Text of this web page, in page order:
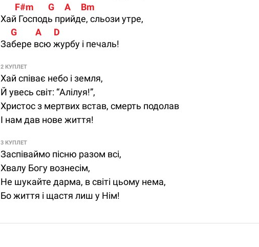
       F#m       G     A     Bm
Хай Господь прийде, сльози утре,
     G         A      D
Забере всю журбу і печаль!
2 КУПЛЕТ
Хай співає небо і земля,
Й увесь світ: “Алілуя!”,
Христос з мертвих встав, cмерть подолав
І нам дав нове життя!
3 КУПЛЕТ
Заспіваймо пісню разом всі,
Хвалу Богу вознесім,
Не шукайте дарма, в світі цьому нема,
Бо життя і щастя лиш у Нім!